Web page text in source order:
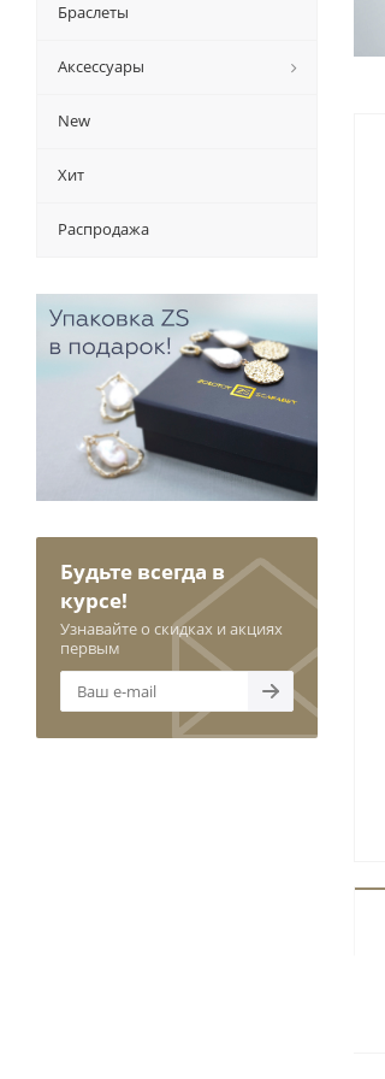
Браслеты
Аксессуары
New
Хит
Распродажа
Будьте всегда в
курсе!
Узнавайте о скидках и акциях
первым